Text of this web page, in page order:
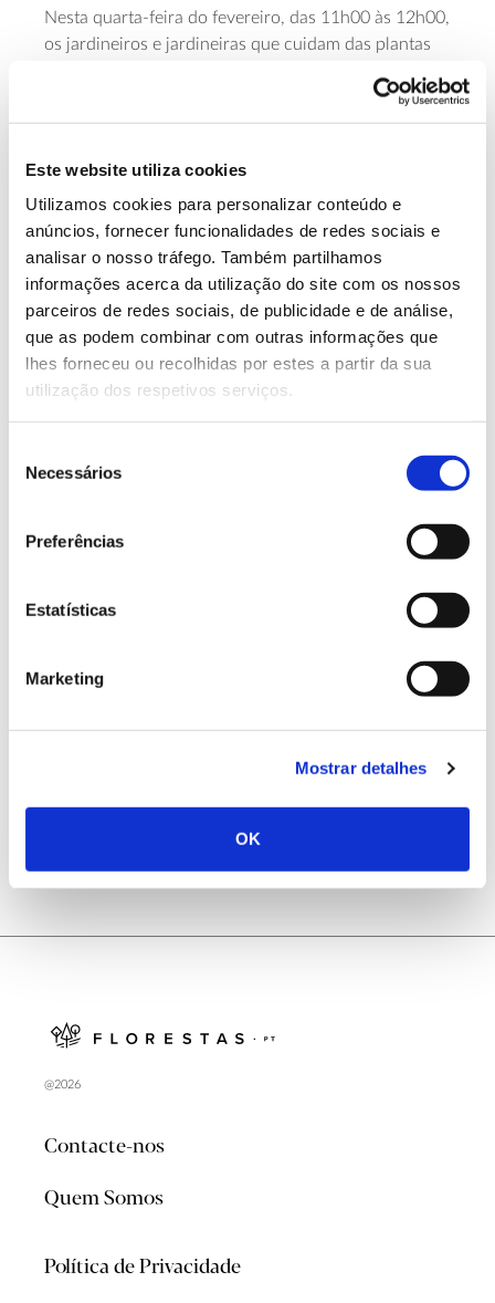
Este website utiliza cookies
Utilizamos cookies para personalizar conteúdo e
anúncios, fornecer funcionalidades de redes sociais e
analisar o nosso tráfego. Também partilhamos
informações acerca da utilização do site com os nossos
parceiros de redes sociais, de publicidade e de análise,
que as podem combinar com outras informações que
lhes forneceu ou recolhidas por estes a partir da sua
utilização dos respetivos serviços.
Necessários
Preferências
Estatísticas
Marketing
Mostrar detalhes
OK
Nesta quarta-feira do fevereiro, das 11h00 às 12h00,
os jardineiros e jardineiras que cuidam das plantas
visitantes pelo Jardim Botânico de Lisboa e pelo seu
viveiro, que se encontram habitualmente fechado ao
aquisição de bilhete de acesso ao Jardim.
Saiba mais
13.07.2026
Genoma do priolo e de outras espécies em risco:
conhecer para conservar
Registar galhas de Trichi em acácia-das-espigas:
25.06.2026
Natureza e florestas procuram jovens voluntários
@2026
Contacte-nos
Quem Somos
Política de Privacidade